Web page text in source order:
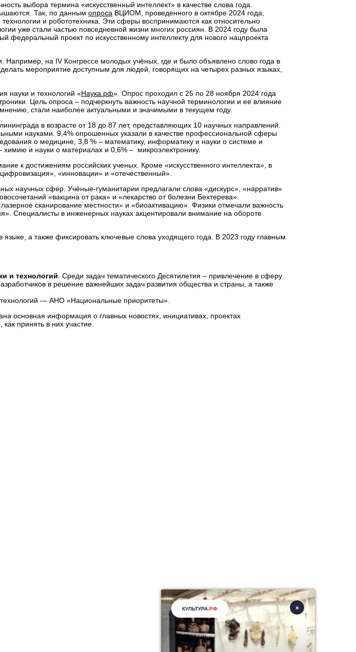
выбора термина «искусственный интеллект» в качестве слова года.
Так, по данным опроса ВЦИОМ, проведенного в октябре 2024 года,
и робототехника. Эти сферы воспринимаются как относительно
уже стали частью повседневной жизни многих россиян. В 2024 году была
федеральный проект по искусственному интеллекту для нового нацпроекта
на IV Конгрессе молодых учёных, где и было объявлено слово года в
мероприятие доступным для людей, говорящих на четырех разных языках,
науки и технологий «Наука.рф». Опрос проходил с 25 по 28 ноября 2024 года
Цель опроса – подчеркнуть важность научной терминологии и ее влияние
стали наиболее актуальными и значимыми в текущем году.
в возрасте от 18 до 87 лет, представляющих 10 научных направлений.
науками. 9,4% опрошенных указали в качестве профессиональной сферы
о медицине, 3,8 % – математику, информатику и науки о системе и
и науки о материалах и 0,6% – микроэлектронику.
к достижениям российских ученых. Кроме «искусственного интеллекта», в
«инновации» и «отечественный».
научных сфер. Учёные-гуманитарии предлагали слова «дискурс», «нарратив»
«вакцина от рака» и «лекарство от болезни Бехтерева».
сканирование местности» и «биоактивацию». Физики отмечали важность
Специалисты в инженерных науках акцентировали внимание на обороте
а также фиксировать ключевые слова уходящего года. В 2023 году главным
и технологий . Среди задач тематического Десятилетия – привлечение в сферу
в решение важнейших задач развития общества и страны, а также
технологий — АНО «Национальные приоритеты».
основная информация о главных новостях, инициативах, проектах
принять в них участие.